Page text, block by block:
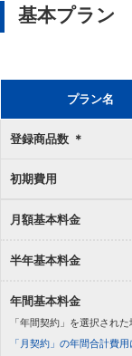
基本プラン
プラン名
登録商品数 ＊
初期費用
月額基本料金
半年基本料金
年間基本料金
「年間契約」を選択された
「月契約」の年間合計費用